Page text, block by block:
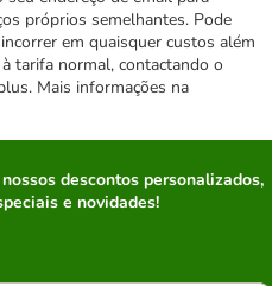
próprios semelhantes. Pode
em quaisquer custos além
tarifa normal, contactando o
Mais informações na
descontos personalizados,
e novidades!